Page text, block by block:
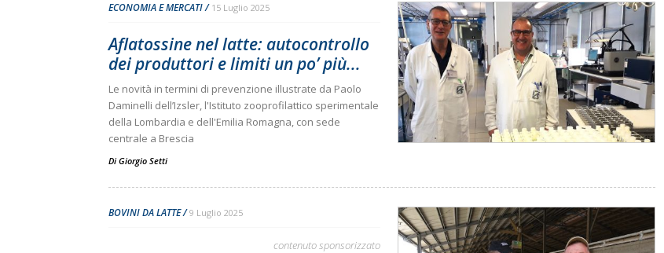
ECONOMIA E MERCATI 15 Luglio 2025
Aflatossine nel latte: autocontrollo
dei produttori e limiti un po’ più...
Le novità in termini di prevenzione illustrate da Paolo
Daminelli dell’Izsler, l'Istituto zooprofilattico sperimentale
della Lombardia e dell'Emilia Romagna, con sede
centrale a Brescia
Di Giorgio Setti
BOVINI DA LATTE 9 Luglio 2025
contenuto sponsorizzato